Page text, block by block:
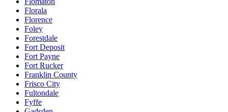
Florala
Florence
Foley
Forestdale
Fort Deposit
Fort Payne
Fort Rucker
Franklin County
Frisco City
Fultondale
Fyffe